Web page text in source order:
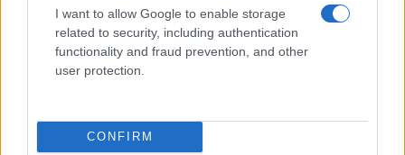
I want to allow Google to enable storage
related to security, including authentication
functionality and fraud prevention, and other
user protection.
CONFIRM
Governo e opposizione in contrasto: le accuse di Conte sulle
mascherine contraffatte
Francesca Galli · 7 Ago 2026